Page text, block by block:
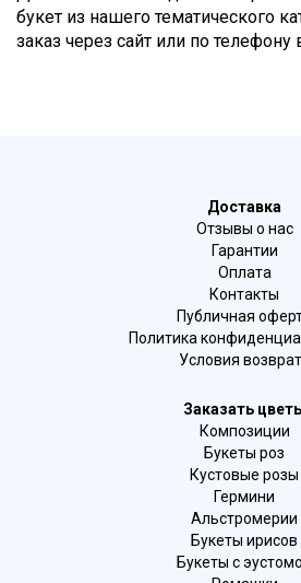
букет из нашего тематического
заказ через сайт или по
Доставка
Отзывы о нас
Гарантии
Оплата
Контакты
Публичная
Политика
Условия
Заказать
Композиции
Букеты роз
Кустовые розы
Гермини
Альстромерии
Букеты ирисов
Букеты с